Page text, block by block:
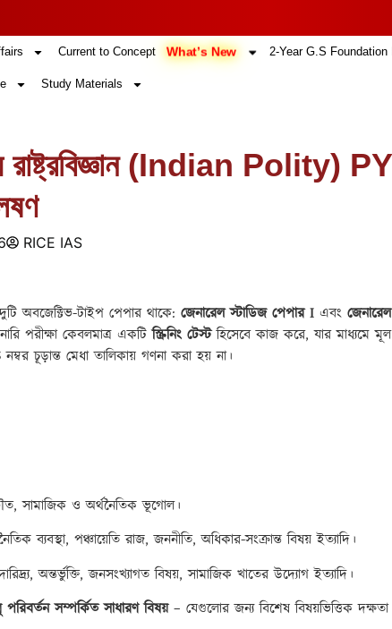
Current to Concept What’s New 2-Year G.S Foundation
Study Materials
রাষ্ট্রবিজ্ঞান (Indian Polity)
RICE IAS
দুটি অবজেক্টিভ-টাইপ পেপার থাকে: জেনারেল স্টাডিজ পেপারI এবং
পরীক্ষা কেবলমাত্র একটিস্ক্রিনিং টেস্টহিসেবে কাজ করে, যার মাধ্যমে
চূড়ান্ত মেধা তালিকায় গণনা করা হয় না।
সামাজিক ও অর্থনৈতিক ভূগোল।
ব্যবস্থা, পঞ্চায়েতি রাজ, জননীতি, অধিকার-সংক্রান্ত বিষয় ইত্যাদি।
অন্তর্ভুক্তি, জনসংখ্যাগত বিষয়, সামাজিক খাতের উদ্যোগ ইত্যাদি।
সম্পর্কিত সাধারণ বিষয়– যেগুলোর জন্য বিশেষ বিষয়ভিত্তিক